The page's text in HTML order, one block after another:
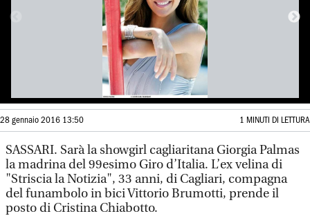
28 gennaio 2016 13:50 1 MINUTI DI LETTURA
SASSARI. Sarà la showgirl cagliaritana Giorgia Palmas
la madrina del 99esimo Giro d’Italia. L’ex velina di
"Striscia la Notizia", 33 anni, di Cagliari, compagna
del funambolo in bici Vittorio Brumotti, prende il
posto di Cristina Chiabotto.